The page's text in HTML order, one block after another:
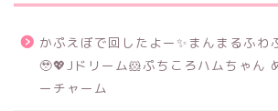
かぷえぼで回したよー✨まんまるふわ
🥹💖Jドリーム🐹ぷちころハムちゃん
ーチャーム